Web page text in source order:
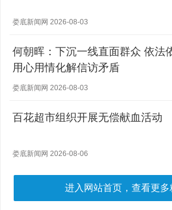
娄底新闻网 2026-08-03
何朝晖：下沉一线直面群众 依法
用心用情化解信访矛盾
娄底新闻网 2026-08-03
百花超市组织开展无偿献血活动
娄底新闻网 2026-08-06
进入网站首页，查看更多